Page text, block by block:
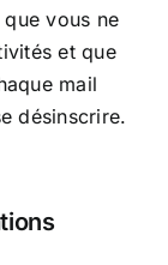
que vous ne
et que
mail
désinscrire.